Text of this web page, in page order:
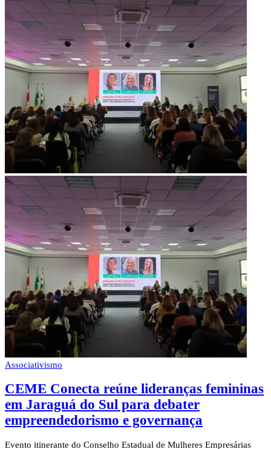
Associativismo
CEME Conecta reúne lideranças femininas
em Jaraguá do Sul para debater
empreendedorismo e governança
Evento itinerante do Conselho Estadual de Mulheres Empresárias